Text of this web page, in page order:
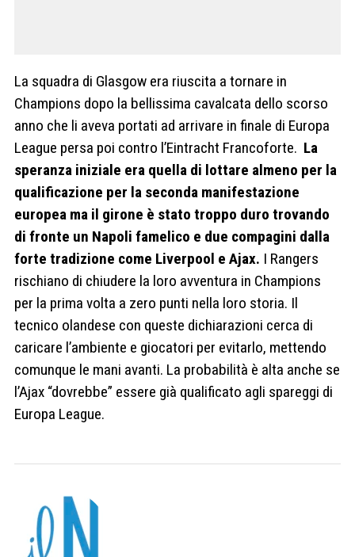
La squadra di Glasgow era riuscita a tornare in
Champions dopo la bellissima cavalcata dello scorso
anno che li aveva portati ad arrivare in finale di Europa
League persa poi contro l’Eintracht Francoforte. La
speranza iniziale era quella di lottare almeno per la
qualificazione per la seconda manifestazione
europea ma il girone è stato troppo duro trovando
di fronte un Napoli famelico e due compagini dalla
forte tradizione come Liverpool e Ajax. I Rangers
rischiano di chiudere la loro avventura in Champions
per la prima volta a zero punti nella loro storia. Il
tecnico olandese con queste dichiarazioni cerca di
caricare l’ambiente e giocatori per evitarlo, mettendo
comunque le mani avanti. La probabilità è alta anche se
l’Ajax “dovrebbe” essere già qualificato agli spareggi di
Europa League.